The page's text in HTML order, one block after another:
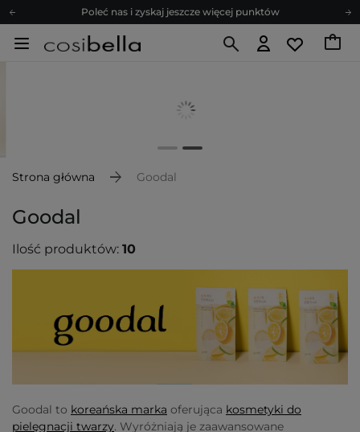
Poleć nas i zyskaj jeszcze więcej punktów
Zapisz się na newsletter pełen porad
Poleć nas i zyskaj jeszcze więcej punktów
Strona główna Goodal
Goodal
Ilość produktów: 10
Goodal to koreańska marka oferująca kosmetyki do
pielęgnacji twarzy. Wyróżniają je zaawansowane